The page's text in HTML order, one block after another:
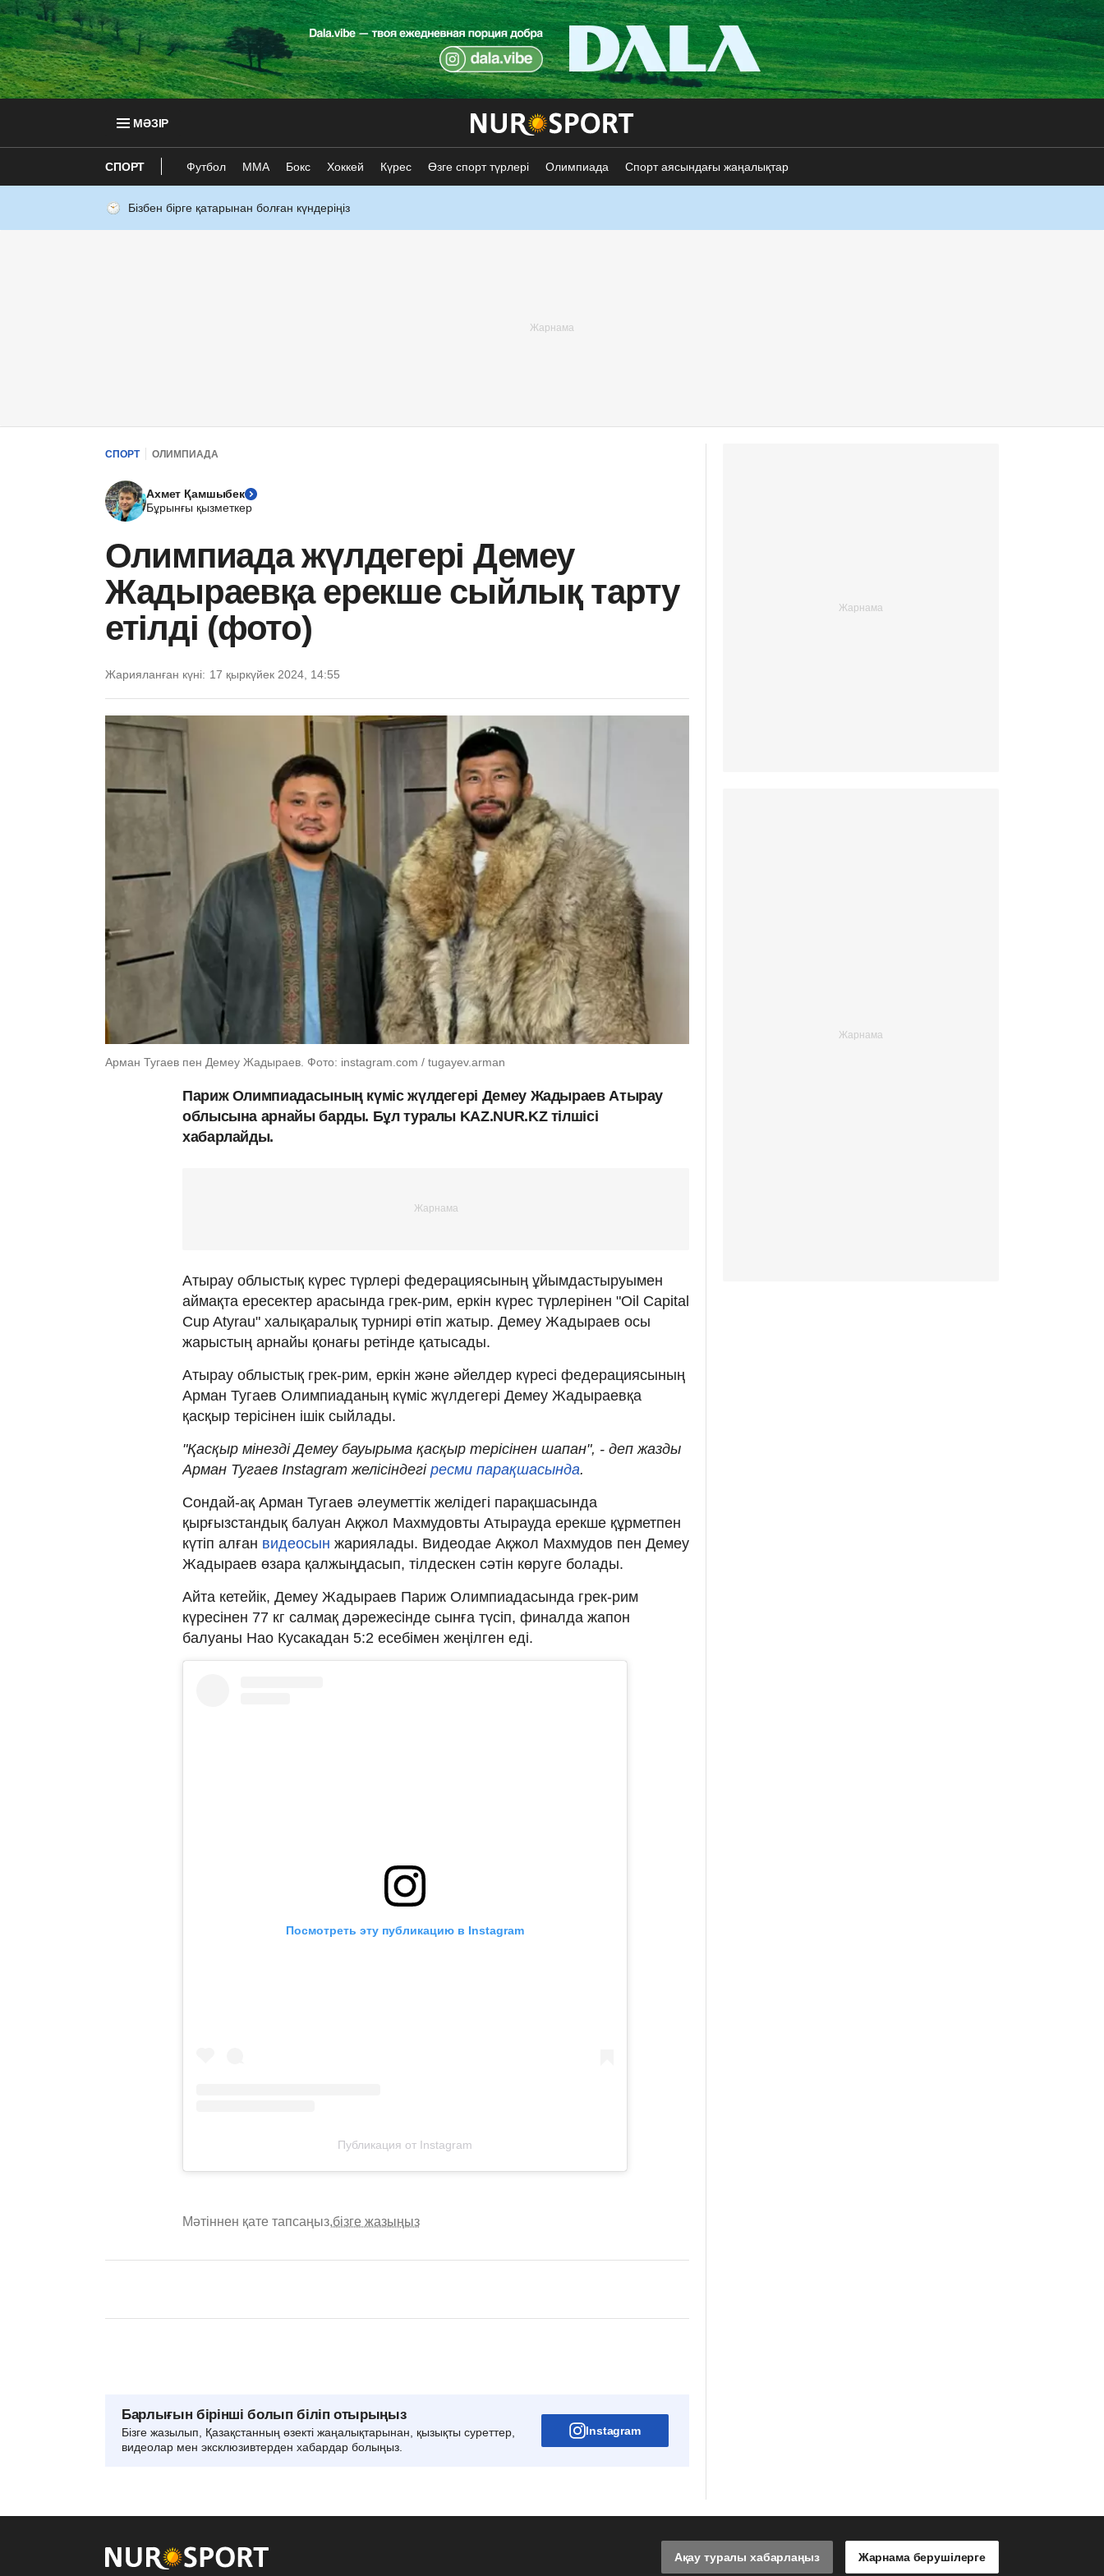
МӘЗІР
СПОРТ Футбол ММА Бокс Хоккей Күрес Өзге спорт түрлері Олимпиада Спорт аясындағы жаңалықтар
Бізбен бірге қатарынан болған күндеріңіз
СПОРТ ОЛИМПИАДА
Ахмет Қамшыбек
Бұрынғы қызметкер
Олимпиада жүлдегері Демеу
Жадыраевқа ерекше сыйлық тарту
етілді (фото)
Жарияланған күні: 17 қыркүйек 2024, 14:55
Арман Тугаев пен Демеу Жадыраев. Фото: instagram.com / tugayev.arman
Париж Олимпиадасының күміс жүлдегері Демеу Жадыраев Атырау
облысына арнайы барды. Бұл туралы KAZ.NUR.KZ тілшісі
хабарлайды.
Атырау облыстық күрес түрлері федерациясының ұйымдастыруымен
аймақта ересектер арасында грек-рим, еркін күрес түрлерінен "Oil Capital
Cup Atyrau" халықаралық турнирі өтіп жатыр. Демеу Жадыраев осы
жарыстың арнайы қонағы ретінде қатысады.
Атырау облыстық грек-рим, еркін және әйелдер күресі федерациясының
Арман Тугаев Олимпиаданың күміс жүлдегері Демеу Жадыраевқа
қасқыр терісінен ішік сыйлады.
"Қасқыр мінезді Демеу бауырыма қасқыр терісінен шапан", - деп жазды
Арман Тугаев Instagram желісіндегі ресми парақшасында.
Сондай-ақ Арман Тугаев әлеуметтік желідегі парақшасында
қырғызстандық балуан Ақжол Махмудовты Атырауда ерекше құрметпен
күтіп алған видеосын жариялады. Видеодае Ақжол Махмудов пен Демеу
Жадыраев өзара қалжыңдасып, тілдескен сәтін көруге болады.
Айта кетейік, Демеу Жадыраев Париж Олимпиадасында грек-рим
күресінен 77 кг салмақ дәрежесінде сынға түсіп, финалда жапон
балуаны Нао Кусакадан 5:2 есебімен жеңілген еді.
Посмотреть эту публикацию в Instagram
Публикация от Instagram
Мәтіннен қате тапсаңыз,бізге жазыңыз
Барлығын бірінші болып біліп отырыңыз
Бізге жазылып, Қазақстанның өзекті жаңалықтарынан, қызықты суреттер,
видеолар мен эксклюзивтерден хабардар болыңыз.
Instagram
Ақау туралы хабарлаңыз Жарнама берушілерге